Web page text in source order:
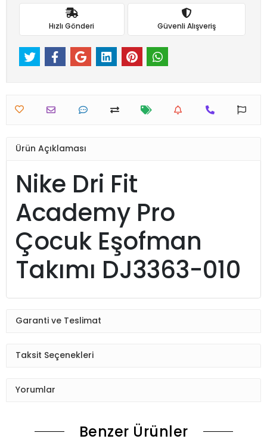
Hızlı Gönderi Güvenli Alışveriş
Ürün Açıklaması
Nike Dri Fit
Academy Pro
Çocuk Eşofman
Takımı DJ3363-010
Garanti ve Teslimat
Taksit Seçenekleri
Yorumlar
Benzer Ürünler